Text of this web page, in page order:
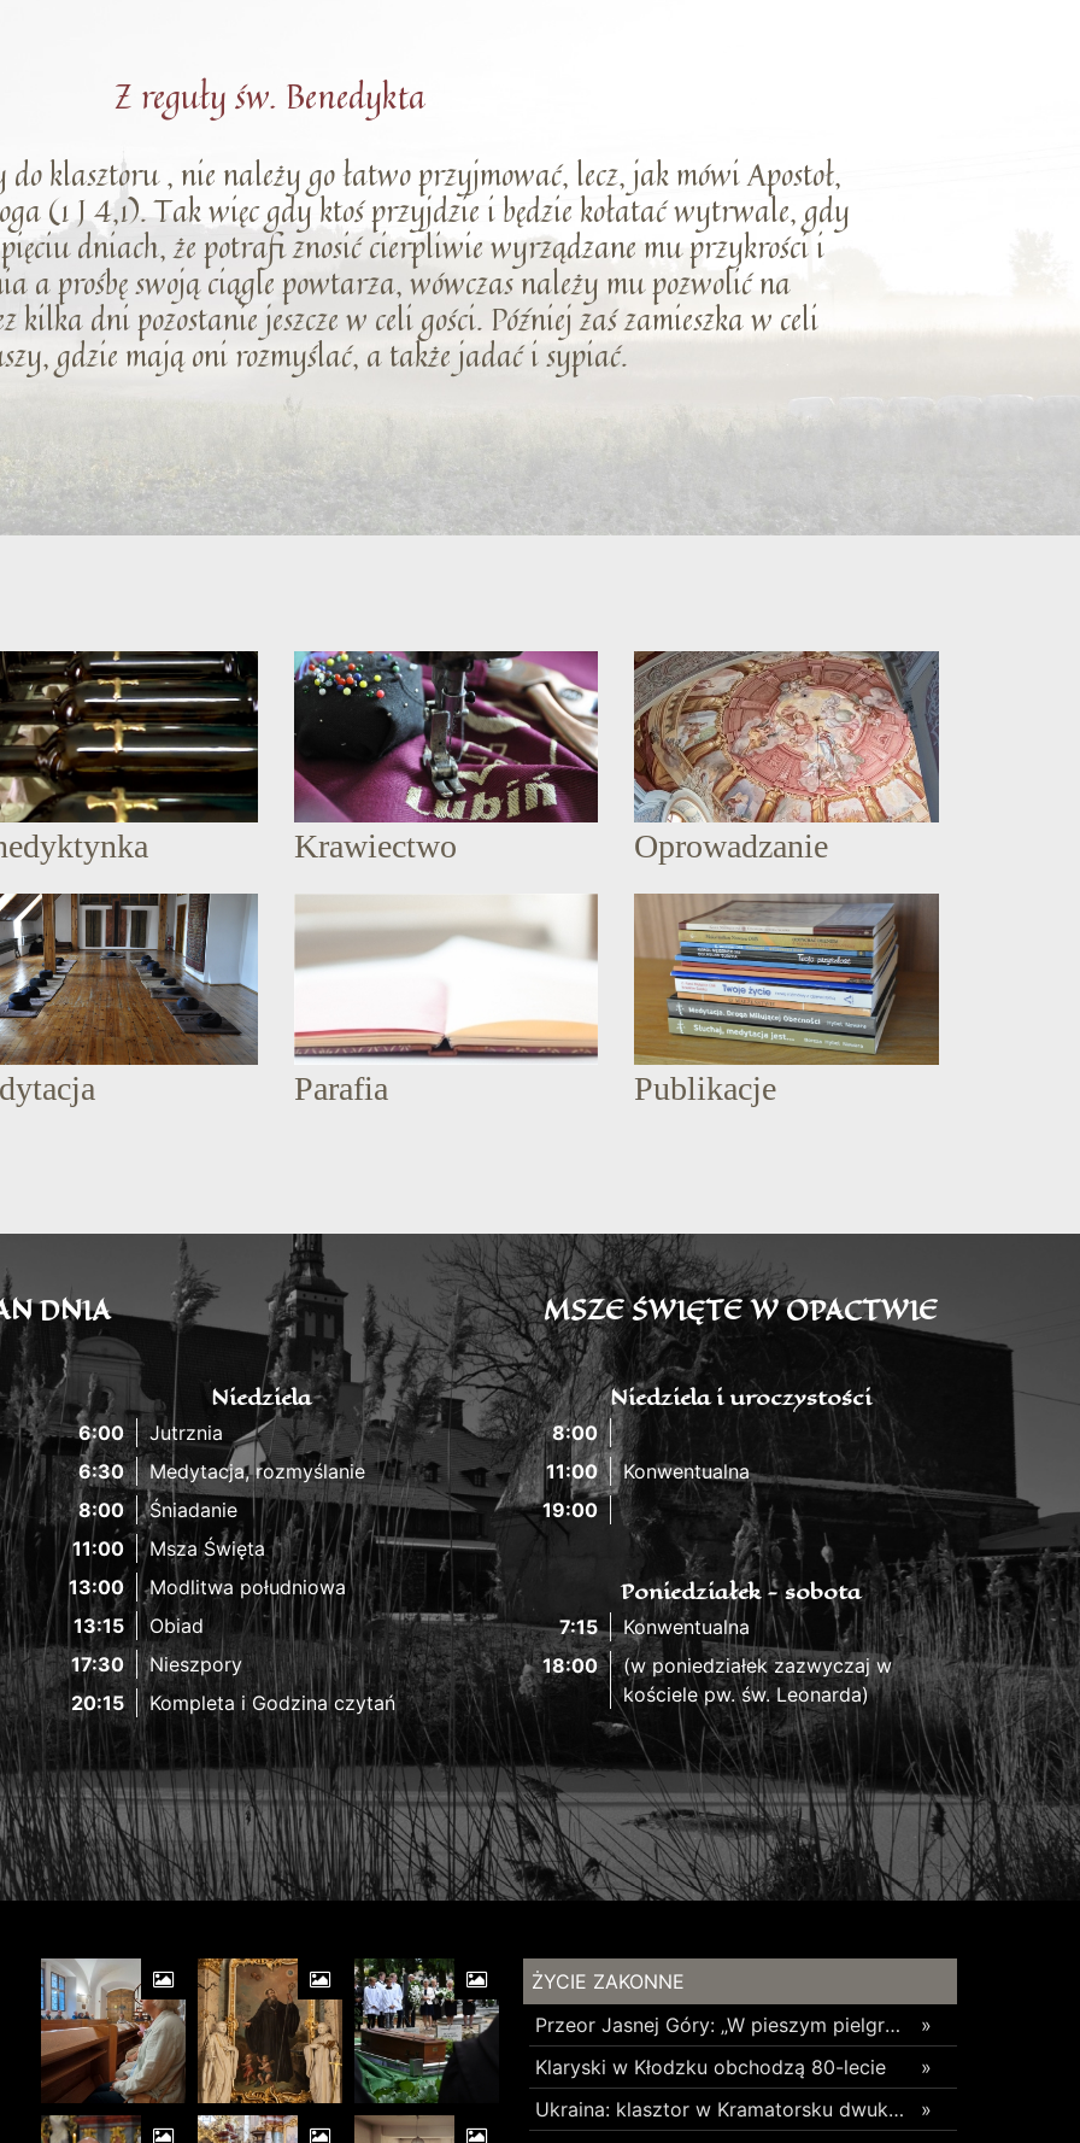
Z reguły św. Benedykta
do klasztoru , nie należy go łatwo przyjmować, lecz, jak mówi Apostoł,
(1 J 4,1). Tak więc gdy ktoś przyjdzie i będzie kołatać wytrwale, gdy
pięciu dniach, że potrafi znosić cierpliwie wyrządzane mu przykrości i
a prośbę swoją ciągle powtarza, wówczas należy mu pozwolić na
kilka dni pozostanie jeszcze w celi gości. Później zaś zamieszka w celi
gdzie mają oni rozmyślać, a także jadać i sypiać.
Krawiectwo Oprowadzanie
Parafia Publikacje
DNIA
Niedziela
6:00
Jutrznia
6:30
Medytacja, rozmyślanie
8:00
Śniadanie
11:00
Msza Święta
13:00
Modlitwa południowa
13:15
Obiad
17:30
Nieszpory
20:15
Kompleta i Godzina czytań
MSZE ŚWIĘTE W OPACTWIE
Niedziela i uroczystości
8:00
11:00
Konwentualna
19:00
Poniedziałek - sobota
7:15
Konwentualna
18:00
(w poniedziałek zazwyczaj w
kościele pw. św. Leonarda)
ŻYCIE ZAKONNE
»
Przeor Jasnej Góry: „W pieszym pielgrzymowaniu jest coś niezwykłego”
»
Klaryski w Kłodzku obchodzą 80-lecie
»
Ukraina: klasztor w Kramatorsku dwukrotnie uszkodzony w ciągu trzech tygodni